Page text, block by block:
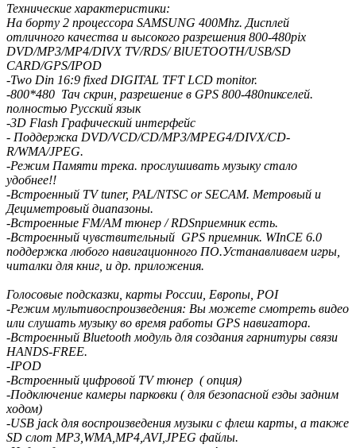
Технические характеристики:
На борту 2 процессора SAMSUNG 400Mhz. Дисплей
отличного качества и высокого разрешения 800-480pix
DVD/MP3/MP4/DIVX TV/RDS/ BlUETOOTH/USB/SD
CARD/GPS/IPOD
-Two Din 16:9 fixed DIGITAL TFT LCD monitor.
-800*480 Тач скрин, разрешение в GPS 800-480пикселей.
полностью Русский язык
-3D Flash Графический интерфейс
- Поддержка DVD/VCD/CD/MP3/MPEG4/DIVX/CD-
R/WMA/JPEG.
-Режим Памяти трека. прослушивать музыку стало
удобнее!!
-Встроенный TV tuner, PAL/NTSC or SECAМ. Метровый и
Дециметровый диапазоны.
-Встроенные FM/AM тюнер / RDSприемник есть.
-Встроенный чувствительный GPS приемник. WInCE 6.0
поддержка любого навигационного ПО.Устанавливаем игры,
читалки для книг, и др. приложения.
Голосовые подсказки, карты России, Европы, POI
-Режим мультивоспроизведения: Вы можете смотреть видео
или слушать музыку во время работы GPS навигатора.
-Встроенный Bluetooth модуль для создания гарнитуры связи
HANDS-FREE.
-IPOD
-Встроенный цифровой TV тюнер ( опция)
-Подключение камеры парковки ( для безопасной езды задним
ходом)
-USB jack для воспроизведения музыки с флеш карты, а также
SD слот MP3,WMA,MP4,AVI,JPEG файлы.